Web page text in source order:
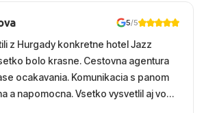
5/5
z Hurgady konkretne hotel Jazz
bolo krasne. Cestovna agentura
ocakavania. Komunikacia s panom
a napomocna. Vsetko vysvetlil aj vo
zaco sa ospravedlnujem. Hotel